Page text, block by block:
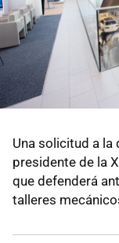
Una solicitud a la
presidente de la
que defenderá
talleres